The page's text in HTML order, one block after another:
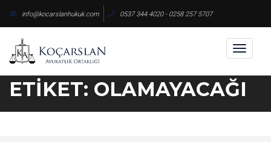
content
info@kocarslanhukuk.com 0537 344 4020 - 0258 257 5707
Toggle
ETIKET: OLAMAYACAĞI